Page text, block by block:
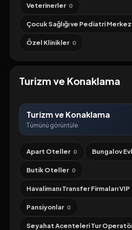
Veterinerler 0
Çocuk Sağlığı ve Pediatri
Özel Klinikler 0
Turizm ve Konaklama
Turizm ve Konaklama
Tümünü görüntüle
Apart Oteller 0 Bungalov
Butik Oteller 0
Havalimanı Transfer Firmaları VIP
Pansiyonlar 0
Seyahat Acenteleri Tur